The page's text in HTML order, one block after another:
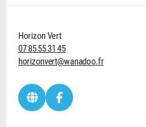
Horizon Vert
07 85 55 31 45
horizonvert@wanadoo.fr